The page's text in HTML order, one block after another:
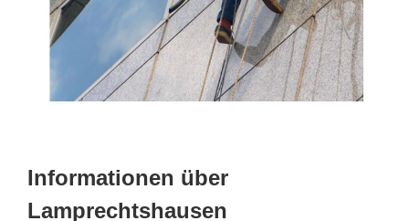
Informationen über
Lamprechtshausen